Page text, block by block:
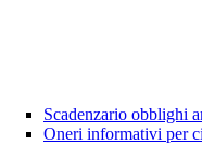
Scadenzario obblighi
Oneri informativi per